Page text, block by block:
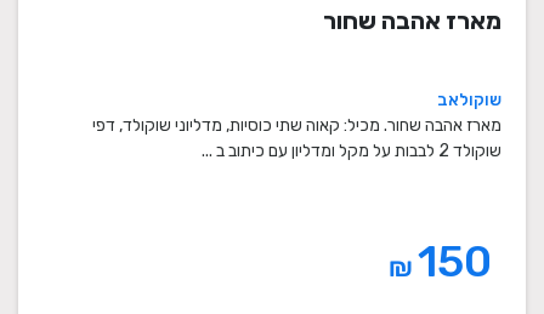
מארז אהבה שחור
שוקולאב
מארז אהבה שחור. מכיל: קאוה שתי כוסיות, מדליוני שוקולד, דפי
שוקולד 2 לבבות על מקל ומדליון עם כיתוב ב ...
₪